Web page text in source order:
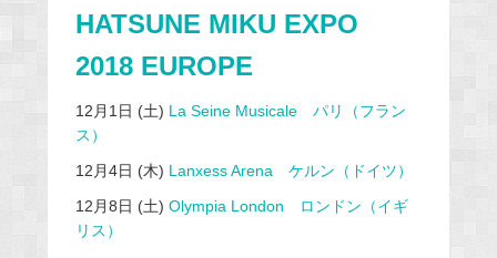
HATSUNE MIKU EXPO
2018 EUROPE
12月1日 (土) La Seine Musicale パリ（フラン
ス）
12月4日 (木) Lanxess Arena ケルン（ドイツ）
12月8日 (土) Olympia London ロンドン（イギ
リス）